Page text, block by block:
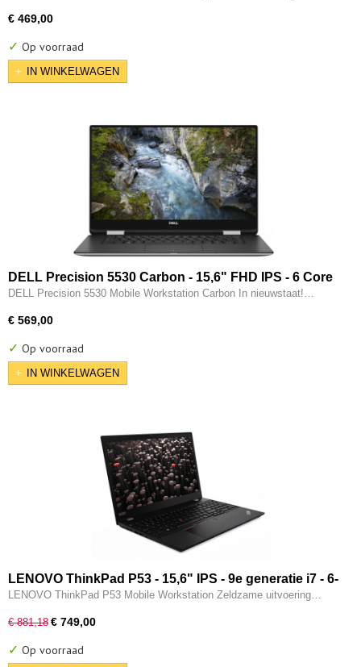
€ 469,00
✓ Op voorraad
IN WINKELWAGEN
DELL Precision 5530 Carbon - 15,6" FHD IPS - 6 Core
- 8e generatie i7 - 32GB - 512GB SSD - Thunderbolt -
DELL Precision 5530 Mobile Workstation Carbon In nieuwstaat!…
€ 569,00
✓ Op voorraad
IN WINKELWAGEN
LENOVO ThinkPad P53 - 15,6" IPS - 9e generatie i7 - 6-
CORE - 16GB - 256GB SSD - 2x Thunderbolt - Nvidia
LENOVO ThinkPad P53 Mobile Workstation Zeldzame uitvoering…
€ 881,18 € 749,00
✓ Op voorraad